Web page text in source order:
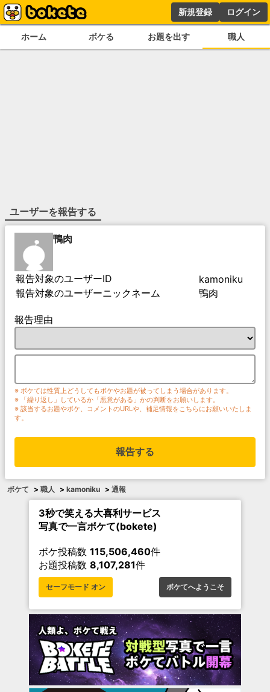
新規登録 ログイン
ホーム ボケる お題を出す 職人
ユーザーを報告する
鴨肉
報告対象のユーザーID
kamoniku
報告対象のユーザーニックネーム
鴨肉
報告理由
※ ボケては性質上どうしてもボケやお題が被ってしまう場合があります。
※ 「繰り返し」しているか「悪意がある」かの判断をお願いします。
※ 該当するお題やボケ、コメントのURLや、補足情報をこちらにお願いいたしま
す。
報告する
ボケて > 職人 > kamoniku > 通報
3秒で笑える大喜利サービス
写真で一言ボケて(bokete)
ボケ投稿数 115,506,460件
お題投稿数 8,107,281件
セーフモード オン ボケてへようこそ